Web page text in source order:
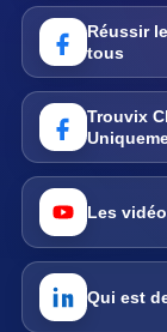
Réussir
tous
Trouvix
Les
Qui est